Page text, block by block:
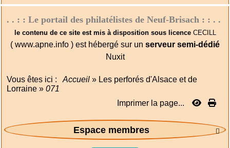
. . : : Le portail des philatélistes de Neuf-Brisach : : . .
le contenu de ce site est mis à disposition sous licenceCECILL
( www.apne.info ) est hébergé sur un serveur semi-dédié
Nuxit
Vous êtes ici : Accueil » Les perforés d'Alsace et de
Lorraine » 071
Imprimer la page...

Espace membres